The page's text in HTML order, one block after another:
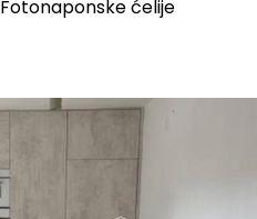
Fotonaponske ćelije